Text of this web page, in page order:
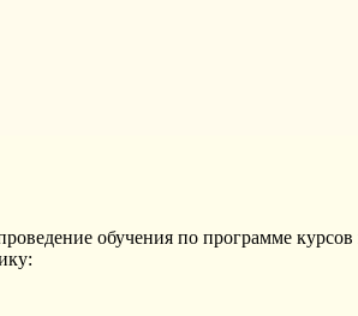
обучения по программе